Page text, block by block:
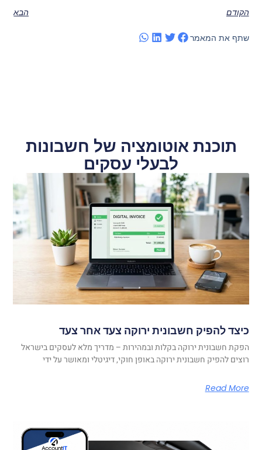
הקודם הבא
שתף את המאמר
תוכנת אוטומציה של חשבונות
לבעלי עסקים
כיצד להפיק חשבונית ירוקה צעד אחר צעד
הפקת חשבונית ירוקה בקלות ובמהירות – מדריך מלא לעסקים בישראל
רוצים להפיק חשבונית ירוקה באופן חוקי, דיגיטלי ומאושר על ידי
Read More